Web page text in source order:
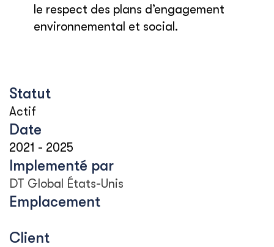
le respect des plans d’engagement
environnemental et social.
Statut
Actif
Date
2021 - 2025
Implementé par
DT Global États-Unis
Emplacement
Client